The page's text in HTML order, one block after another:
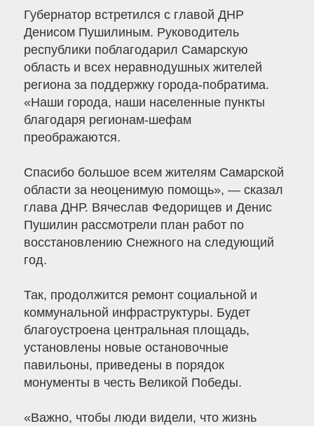
Губернатор встретился с главой ДНР
Денисом Пушилиным. Руководитель
республики поблагодарил Самарскую
область и всех неравнодушных жителей
региона за поддержку города-побратима.
«Наши города, наши населенные пункты
благодаря регионам-шефам
преображаются.
Спасибо большое всем жителям Самарской
области за неоценимую помощь», — сказал
глава ДНР. Вячеслав Федорищев и Денис
Пушилин рассмотрели план работ по
восстановлению Снежного на следующий
год.
Так, продолжится ремонт социальной и
коммунальной инфраструктуры. Будет
благоустроена центральная площадь,
установлены новые остановочные
павильоны, приведены в порядок
монументы в честь Великой Победы.
«Важно, чтобы люди видели, что жизнь